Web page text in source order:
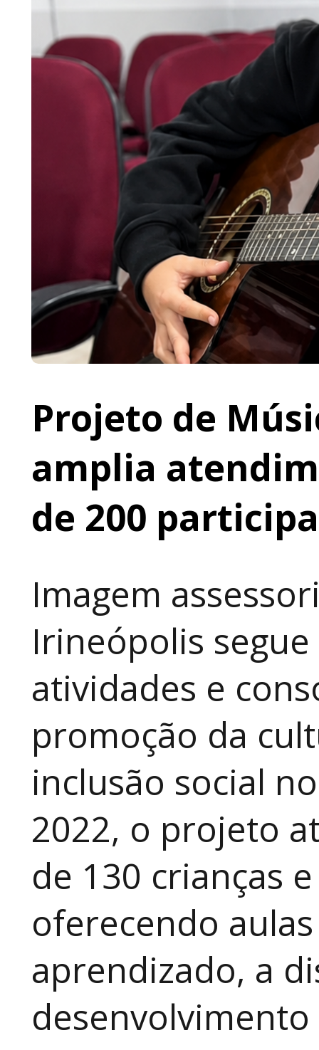
Projeto de
amplia
de 200
Imagem
Irineópolis
atividades e
promoção da
inclusão social
2022, o projeto
de 130 crianças
oferecendo
aprendizado, a